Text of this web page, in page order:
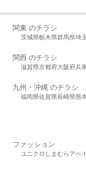
関東 のチラシ
茨城県栃木県群馬県埼
関西 のチラシ
滋賀県京都府大阪府兵
九州・沖縄 のチラシ
福岡県佐賀県長崎県熊
ファッション
ユニクロ しまむら アベ